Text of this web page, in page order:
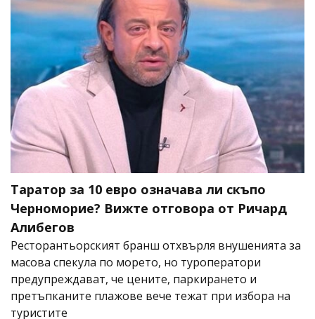
Таратор за 10 евро означава ли скъпо
Черноморие? Вижте отговора от Ричард
Алибегов
Ресторантьорският бранш отхвърля внушенията за
масова спекула по морето, но туроператори
предупреждават, че цените, паркирането и
претъпканите плажове вече тежат при избора на
туристите